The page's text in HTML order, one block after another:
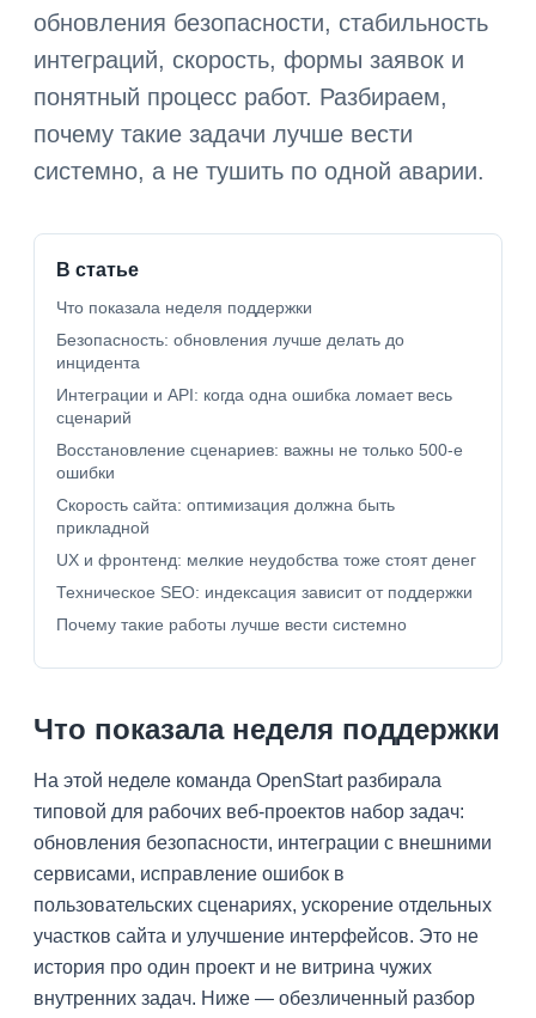
обновления безопасности, стабильность
интеграций, скорость, формы заявок и
понятный процесс работ. Разбираем,
почему такие задачи лучше вести
системно, а не тушить по одной аварии.
В статье
Что показала неделя поддержки
Безопасность: обновления лучше делать до
инцидента
Интеграции и API: когда одна ошибка ломает весь
сценарий
Восстановление сценариев: важны не только 500-е
ошибки
Скорость сайта: оптимизация должна быть
прикладной
UX и фронтенд: мелкие неудобства тоже стоят денег
Техническое SEO: индексация зависит от поддержки
Почему такие работы лучше вести системно
Что показала неделя поддержки
На этой неделе команда OpenStart разбирала
типовой для рабочих веб-проектов набор задач:
обновления безопасности, интеграции с внешними
сервисами, исправление ошибок в
пользовательских сценариях, ускорение отдельных
участков сайта и улучшение интерфейсов. Это не
история про один проект и не витрина чужих
внутренних задач. Ниже — обезличенный разбор